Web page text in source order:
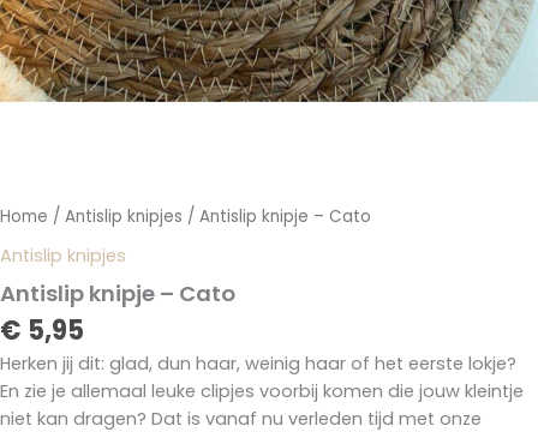
Home / Antislip knipjes / Antislip knipje – Cato
Antislip knipjes
Antislip knipje – Cato
€ 5,95
Herken jij dit: glad, dun haar, weinig haar of het eerste lokje?
En zie je allemaal leuke clipjes voorbij komen die jouw kleintje
niet kan dragen? Dat is vanaf nu verleden tijd met onze